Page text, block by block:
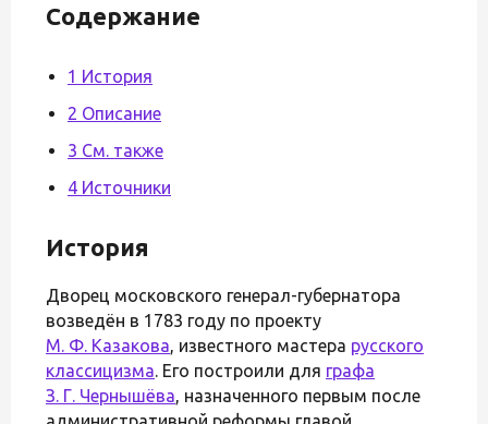
Содержание
1 История
2 Описание
3 См. также
4 Источники
История
Дворец московского генерал-губернатора
возведён в 1783 году по проекту
М. Ф. Казакова, известного мастера русского
классицизма. Его построили для графа
З. Г. Чернышёва, назначенного первым после